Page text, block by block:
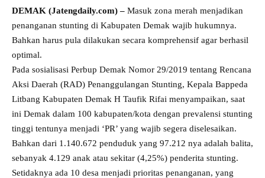
DEMAK (Jatengdaily.com) – Masuk zona merah menjadikan
penanganan stunting di Kabupaten Demak wajib hukumnya.
Bahkan harus pula dilakukan secara komprehensif agar berhasil
optimal.
Pada sosialisasi Perbup Demak Nomor 29/2019 tentang Rencana
Aksi Daerah (RAD) Penanggulangan Stunting, Kepala Bappeda
Litbang Kabupaten Demak H Taufik Rifai menyampaikan, saat
ini Demak dalam 100 kabupaten/kota dengan prevalensi stunting
tinggi tentunya menjadi ‘PR’ yang wajib segera diselesaikan.
Bahkan dari 1.140.672 penduduk yang 97.212 nya adalah balita,
sebanyak 4.129 anak atau sekitar (4,25%) penderita stunting.
Setidaknya ada 10 desa menjadi prioritas penanganan, yang